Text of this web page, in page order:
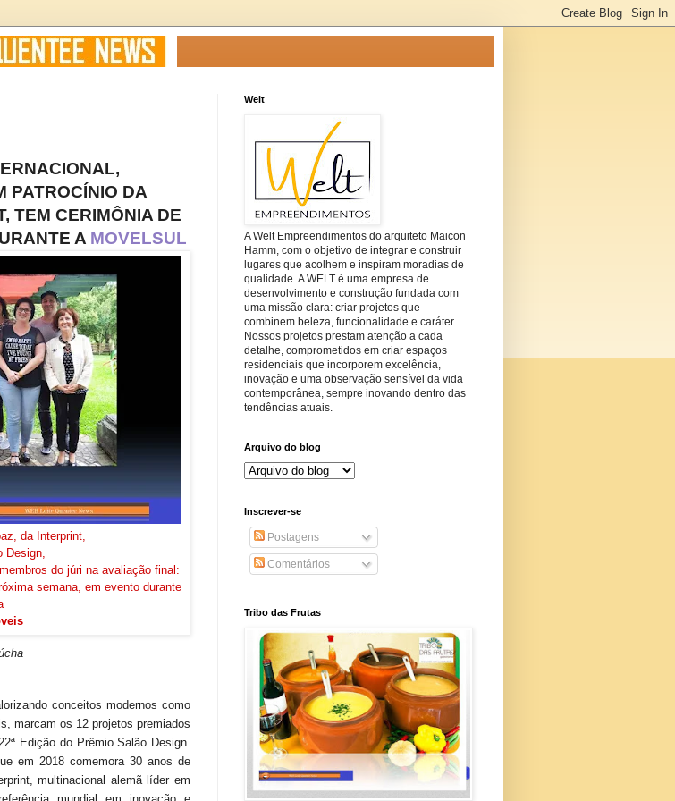
PATROCÍNIO DA
TEM CERIMÔNIA DE
A MOVELSUL
da Interprint,
Design,
do júri na avaliação final:
semana, em evento durante
conceitos modernos como
marcam os 12 projetos premiados
Edição do Prêmio Salão Design.
em 2018 comemora 30 anos de
multinacional alemã líder em
Welt
A Welt Empreendimentos do arquiteto Maicon
Hamm, com o objetivo de integrar e construir
lugares que acolhem e inspiram moradias de
qualidade. A WELT é uma empresa de
desenvolvimento e construção fundada com
uma missão clara: criar projetos que
combinem beleza, funcionalidade e caráter.
Nossos projetos prestam atenção a cada
detalhe, comprometidos em criar espaços
residenciais que incorporem excelência,
inovação e uma observação sensível da vida
contemporânea, sempre inovando dentro das
tendências atuais.
Arquivo do blog
Inscrever-se
Postagens
Comentários
Tribo das Frutas